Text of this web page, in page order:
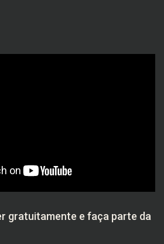
gratuitamente e faça parte da